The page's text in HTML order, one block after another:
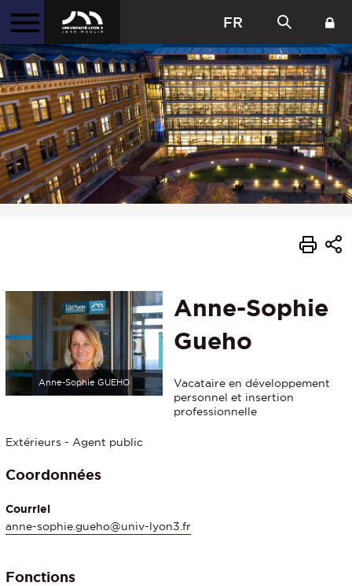
FR
Anne-Sophie GUEHO
Anne-Sophie
Gueho
Vacataire en développement
personnel et insertion
professionnelle
Extérieurs - Agent public
Coordonnées
Courriel
anne-sophie.gueho@univ-lyon3.fr
Fonctions